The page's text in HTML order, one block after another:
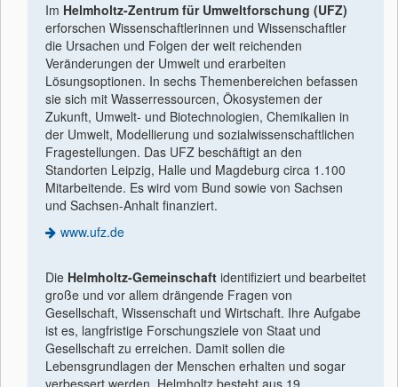
Im Helmholtz-Zentrum für Umweltforschung (UFZ)
erforschen Wissenschaftlerinnen und Wissenschaftler
die Ursachen und Folgen der weit reichenden
Veränderungen der Umwelt und erarbeiten
Lösungsoptionen. In sechs Themenbereichen befassen
sie sich mit Wasserressourcen, Ökosystemen der
Zukunft, Umwelt- und Biotechnologien, Chemikalien in
der Umwelt, Modellierung und sozialwissenschaftlichen
Fragestellungen. Das UFZ beschäftigt an den
Standorten Leipzig, Halle und Magdeburg circa 1.100
Mitarbeitende. Es wird vom Bund sowie von Sachsen
und Sachsen-Anhalt finanziert.
www.ufz.de
Die Helmholtz-Gemeinschaft identiﬁziert und bearbeitet
große und vor allem drängende Fragen von
Gesellschaft, Wissenschaft und Wirtschaft. Ihre Aufgabe
ist es, langfristige Forschungsziele von Staat und
Gesellschaft zu erreichen. Damit sollen die
Lebensgrundlagen der Menschen erhalten und sogar
verbessert werden. Helmholtz besteht aus 19